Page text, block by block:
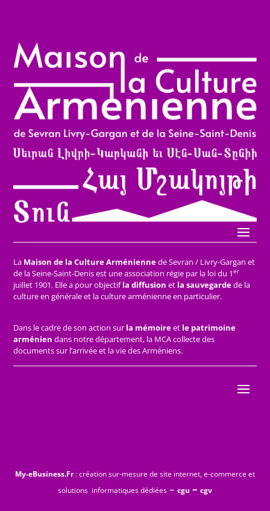
La Maison de la Culture Arméniennede Sevran / Livry-Gargan et
de la Seine-Saint-Denis est une association régie par la loi du 1er
juillet 1901. Elle a pour objectifla diffusion et la sauvegardede la
culture en générale et la culture arménienne en particulier.
Dans le cadre de son action sur la mémoireet le patrimoine
arménien dans notre département, la MCA collecte des
documents sur l’arrivée et la vie des Arméniens.
My-eBusiness.Fr: création sur-mesure de site internet, e-commerce et
solutions informatiques dédiées – cgu – cgv